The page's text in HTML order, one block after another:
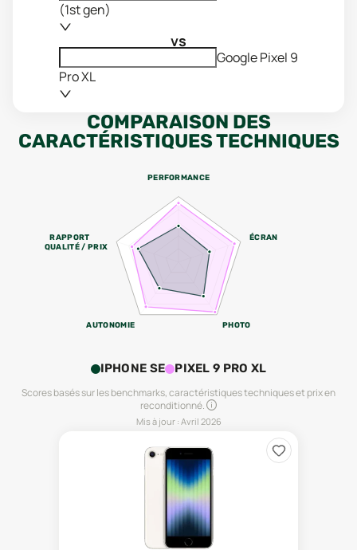
(1st gen)
vs
Google Pixel 9
Pro XL
COMPARAISON DES
CARACTÉRISTIQUES TECHNIQUES
PERFORMANCE
ÉCRAN
PHOTO
AUTONOMIE
RAPPORT
QUALITÉ / PRIX
IPHONE SE PIXEL 9 PRO XL
Scores basés sur les benchmarks, caractéristiques techniques et prix en
reconditionné.
Mis à jour : Avril 2026